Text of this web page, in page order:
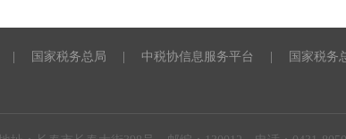
国家税务总局 中税协信息服务平台 国家税务